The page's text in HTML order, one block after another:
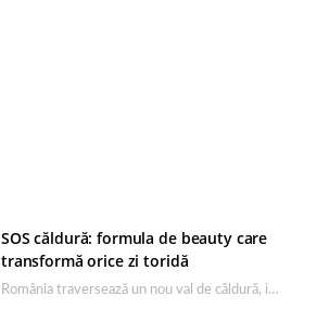
SOS căldură: formula de beauty care
transformă orice zi toridă
România traversează un nou val de căldură, iar rutina de îngrijire capătă un rol esențial…